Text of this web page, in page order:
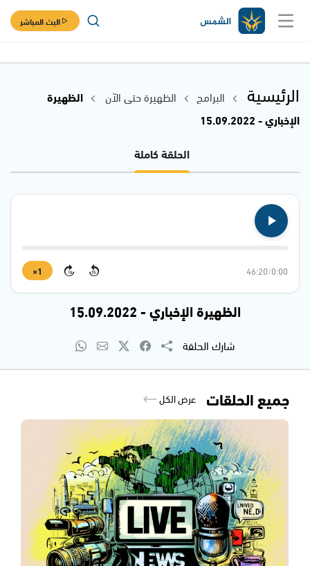
البث المباشر
الرئيسية البرامج الظهيرة حتى الآن
الظهيرة
الإخباري - 15.09.2022
الحلقة كاملة
0:00
/
46:20
15
15
1×
الظهيرة الإخباري - 15.09.2022
شارك الحلقة
جميع الحلقات عرض الكل